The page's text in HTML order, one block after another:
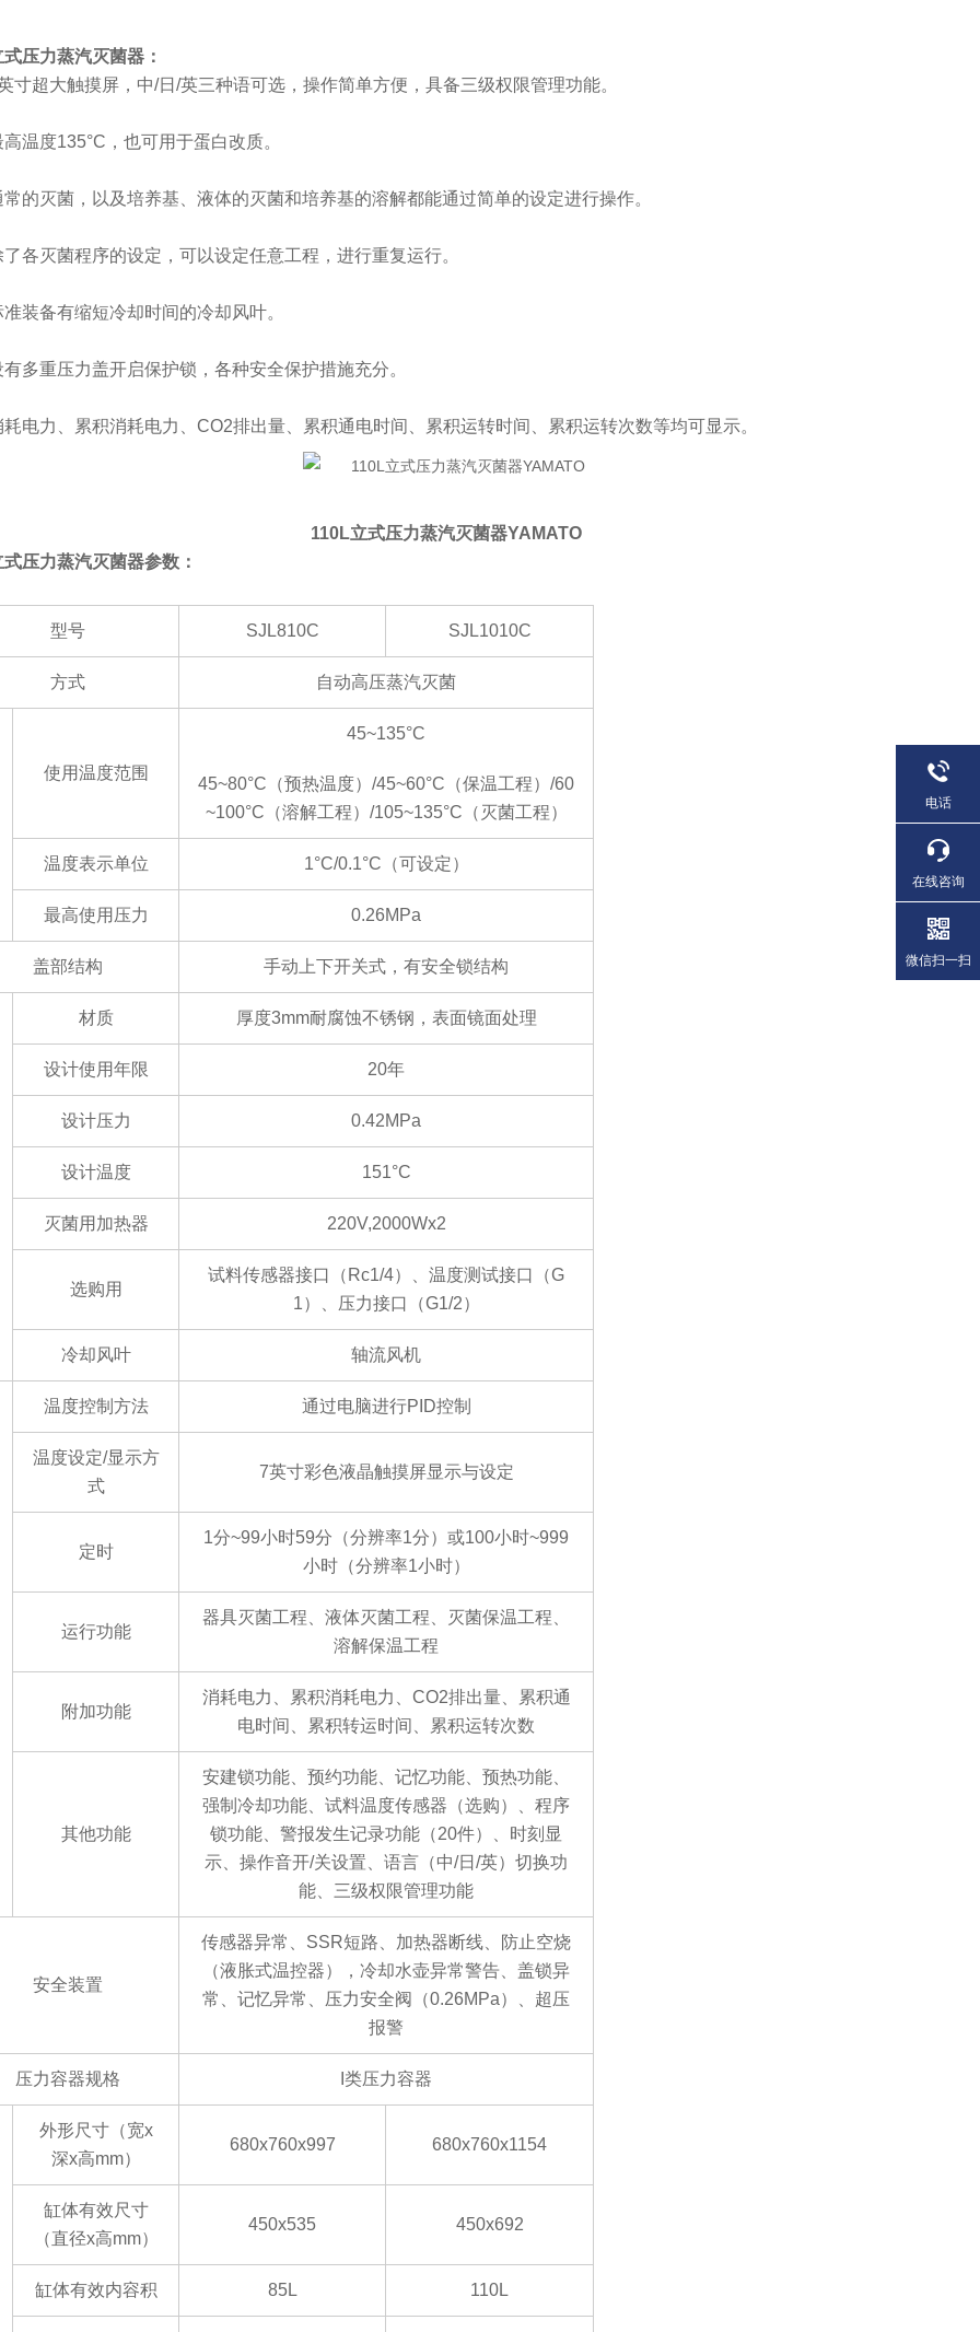
式压力蒸汽灭菌器：
寸超大触摸屏，中/日/英三种语可选，操作简单方便，具备三级权限管理功能。
高温度135°C，也可用于蛋白改质。
常的灭菌，以及培养基、液体的灭菌和培养基的溶解都能通过简单的设定进行操作。
了各灭菌程序的设定，可以设定任意工程，进行重复运行。
准装备有缩短冷却时间的冷却风叶。
有多重压力盖开启保护锁，各种安全保护措施充分。
耗电力、累积消耗电力、 CO2排出量、累积通电时间、累积运转时间、累积运转次数等均可显示。
110L立式压力蒸汽灭菌器YAMATO
式压力蒸汽灭菌器参数：
型号 SJL810C SJL1010C
方式 自动高压蒸汽灭菌
使用温度范围
45~135°C
45~80°C（预热温度）/45~60°C（保温工程）/60
~100°C（溶解工程）/105~135°C（灭菌工程）
温度表示单位 1°C/0.1°C（可设定）
最高使用压力 0.26MPa
盖部结构 手动上下开关式，有安全锁结构
材质 厚度3mm耐腐蚀不锈钢，表面镜面处理
设计使用年限 20年
设计压力 0.42MPa
设计温度 151°C
灭菌用加热器 220V,2000Wx2
选购用
试料传感器接口（ Rc1/4）、温度测试接口（G
1）、压力接口（G1/2）
冷却风叶 轴流风机
温度控制 方法 通过电脑进行PID控制
温度设定/显示方
式
7英寸彩色液晶触摸屏显示与设定
定时
1分~99小时59分（分辨率1分）或100小时~999
小时（分辨率1小时）
运行功能
器具灭菌工程、液体灭菌工程、灭菌保温工程、
溶解保温工程
附加功能
消耗电力、累积消耗电力、 CO2排出量、累积通
电时间、累积转运时间、累积运转次数
其他功能
安建锁功能、预约功能、记忆功能、预热功能、
强制冷却功能、试料温度传感器（选购）、程序
锁功能、警报发生记录功能（20件）、时刻显
示、操作音开/关设置、语言（中/日/英）切换功
能、三级权限管理功能
安全装置
传感器异常、 SSR短路、加热器断线、防止空烧
（液胀式温控器），冷却水壶异常警告、盖锁异
常、记忆异常、压力安全阀（0.26MPa）、超压
报警
压力容器规格 I类压力容器
外形尺寸（宽x
深x高mm）
680x760x997 680x760x1154
缸体有效尺寸
（直径x高mm）
450x535 450x692
缸体有效内容积 85L 110L
电话
在线咨询
微信扫一扫